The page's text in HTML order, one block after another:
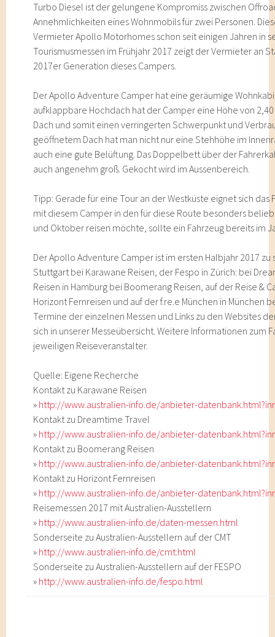
Turbo Diesel ist der gelungene Kompromiss zwischen
Annehmlichkeiten eines Wohnmobils für zwei Personen.
Vermieter Apollo Motorhomes schon seit einigen Jahren in
Tourismusmessen im Frühjahr 2017 zeigt der Vermieter an
2017er Generation dieses Campers.
Der Apollo Adventure Camper hat eine geräumige
aufklappbare Hochdach hat der Camper eine Höhe von
Dach und somit einen verringerten Schwerpunkt und
geöffnetem Dach hat man nicht nur eine Stehhöhe im
auch eine gute Belüftung. Das Doppelbett über der
auch angenehm groß. Gekocht wird im Aussenbereich.
Tipp: Gerade für eine Tour an der Westküste eignet sich das
mit diesem Camper in den für diese Route besonders
und Oktober reisen möchte, sollte ein Fahrzeug bereits im
Der Apollo Adventure Camper ist im ersten Halbjahr 2017 zu
Stuttgart bei Karawane Reisen, der Fespo in Zürich: bei
Reisen in Hamburg bei Boomerang Reisen, auf der Reise &
Horizont Fernreisen und auf der f.re.e München in München
Termine der einzelnen Messen und Links zu den Websites
sich in unserer Messeübersicht. Weitere Informationen zum
jeweiligen Reiseveranstalter.
Quelle: Eigene Recherche
Kontakt zu Karawane Reisen
» http://www.australien-info.de/anbieter-
Kontakt zu Dreamtime Travel
» http://www.australien-info.de/anbieter-
Kontakt zu Boomerang Reisen
» http://www.australien-info.de/anbieter-
Kontakt zu Horizont Fernreisen
» http://www.australien-info.de/anbieter-
Reisemessen 2017 mit Australien-Ausstellern
» http://www.australien-info.de/daten-messen.html
Sonderseite zu Australien-Ausstellern auf der CMT
» http://www.australien-info.de/cmt.html
Sonderseite zu Australien-Ausstellern auf der FESPO
» http://www.australien-info.de/fespo.html